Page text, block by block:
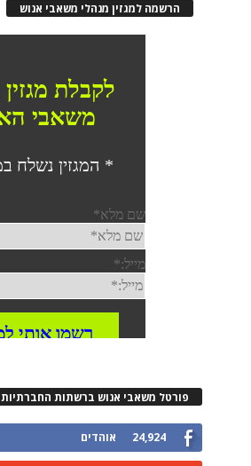
הרשמה למגזין מנהלי משאבי אנוש
פורטל משאבי אנוש ברשתות החברתיות
24,924 אוהדים